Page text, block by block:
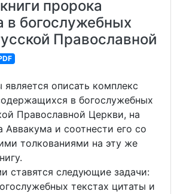
пророка
в богослужебных
Православной
описать комплекс
в богослужебных
Православной Церкви, на
Аввакума и соотнести его со
толкованиями на эту же
ставятся следующие задачи:
текстах цитаты и